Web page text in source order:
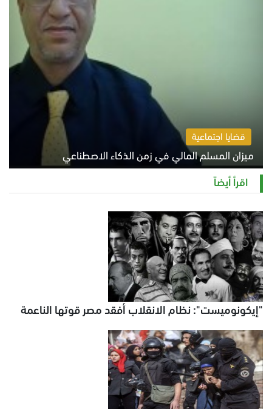
قضايا اجتماعية
ميزان المسلم المالي في زمن الذكاء الاصطناعي
السبت 8 أغسطس 2026 11:21 ص
اقرأ أيضاً
"إيكونوميست": نظام الانقلاب أفقد مصر قوتها الناعمة